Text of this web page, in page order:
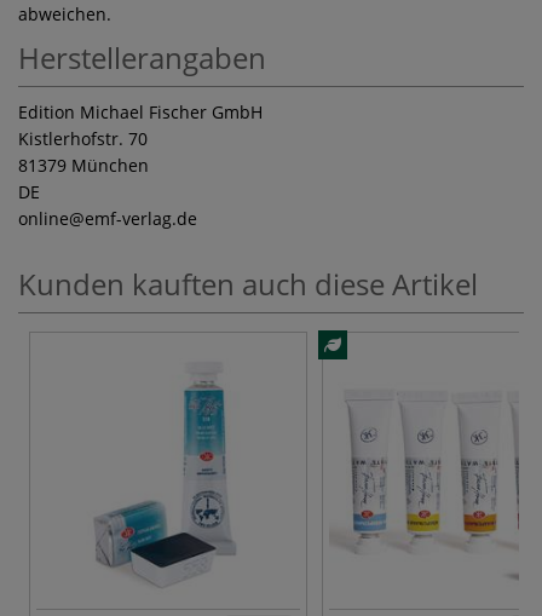
abweichen.
Herstellerangaben
Edition Michael Fischer GmbH
Kistlerhofstr. 70
81379 München
DE
online@emf-verlag.de
Kunden kauften auch diese Artikel